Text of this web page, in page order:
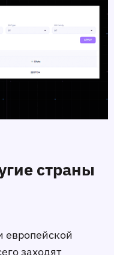
страны
европейской
заходят